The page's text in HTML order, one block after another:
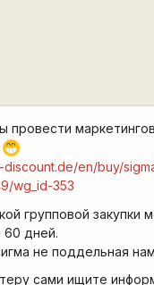
провести
;D
en/buy/
wg_id-353
групповой закупки
60 дней.
не поддельная
сами ищите